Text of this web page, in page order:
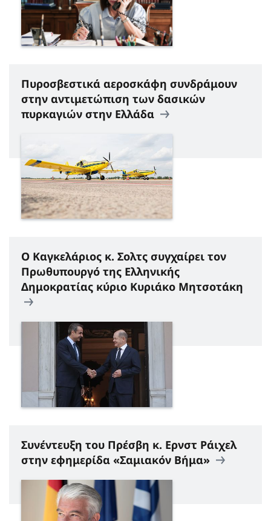
Πυροσβεστικά αεροσκάφη συνδράμουν
στην αντιμετώπιση των δασικών
πυρκαγιών στην Ελλάδα
Ο Καγκελάριος κ. Σολτς συγχαίρει τον
Πρωθυπουργό της Ελληνικής
Δημοκρατίας κύριο Κυριάκο Μητσοτάκη
Συνέντευξη του Πρέσβη κ. Ερνστ Ράιχελ
στην εφημερίδα «Σαμιακόν Βήμα»